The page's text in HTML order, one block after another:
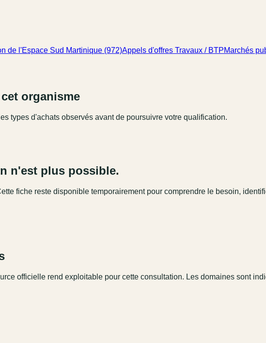
de l'Espace Sud Martinique (972)Appels d'offres Travaux / BTPMarchés
organisme
types d'achats observés avant de poursuivre votre qualification.
n'est plus possible.
fiche reste disponible temporairement pour comprendre le besoin,
officielle rend exploitable pour cette consultation. Les domaines sont